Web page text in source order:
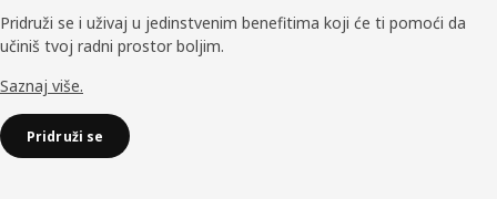
Pridruži se i uživaj u jedinstvenim benefitima koji će ti pomoći da
učiniš tvoj radni prostor boljim.
Saznaj više.
Pridruži se